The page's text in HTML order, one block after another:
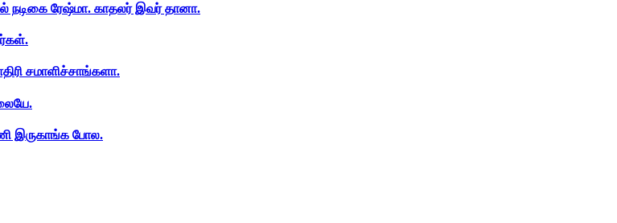
நடிகை ரேஷ்மா. காதலர் இவர் தானா.
சமாளிச்சாங்களா.
இருகாங்க போல.